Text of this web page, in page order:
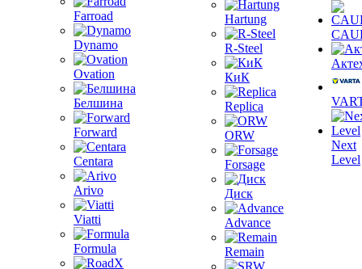
Farroad
Dynamo
Ovation
Белшина
Forward
Centara
Arivo
Viatti
Formula
Hartung
R-Steel
КиК
Replica
ORW
Forsage
Диск
Advance
Remain
Next
Level